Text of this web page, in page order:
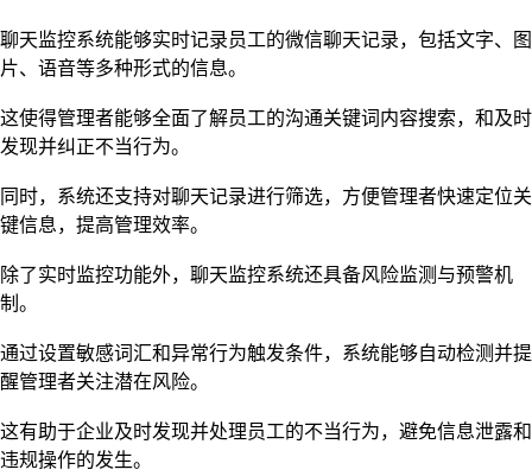
聊天监控系统能够实时记录员工的微信聊天记录，包括文字、图
片、语音等多种形式的信息。
这使得管理者能够全面了解员工的沟通关键词内容搜索，和及时
发现并纠正不当行为。
同时，系统还支持对聊天记录进行筛选，方便管理者快速定位关
键信息，提高管理效率。
除了实时监控功能外，聊天监控系统还具备风险监测与预警机
制。
通过设置敏感词汇和异常行为触发条件，系统能够自动检测并提
醒管理者关注潜在风险。
这有助于企业及时发现并处理员工的不当行为，避免信息泄露和
违规操作的发生。